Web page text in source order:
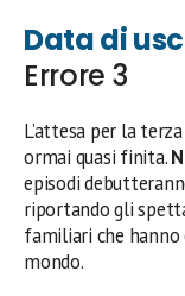
Data di
Errore 3
L’attesa per la
ormai quasi finita.
episodi
riportando gli
familiari che
mondo.